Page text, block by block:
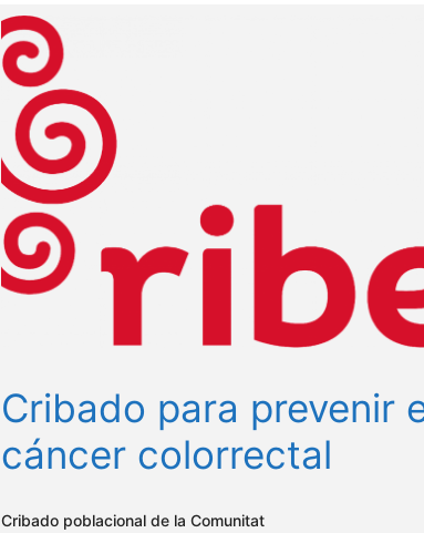
Cribado para prevenir
cáncer colorrectal
Cribado poblacional de la Comunitat